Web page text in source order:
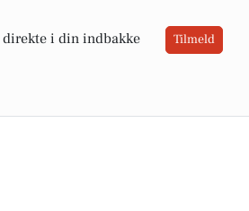
direkte i din indbakke Tilmeld